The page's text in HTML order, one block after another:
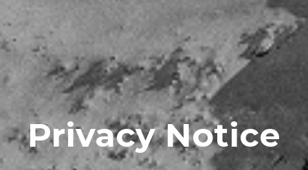
Privacy Notice